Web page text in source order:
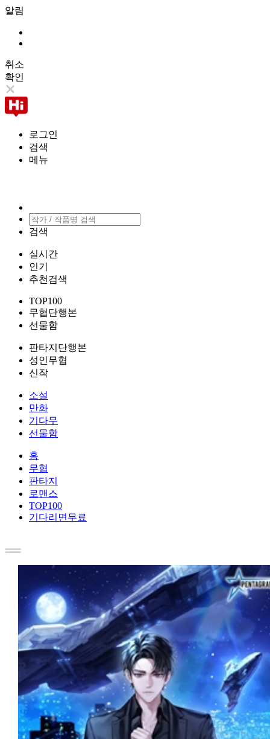
알림
취소
확인
로그인
검색
메뉴
검색
실시간
인기
추천검색
TOP100
무협단행본
선물함
판타지단행본
성인무협
신작
소설
만화
기다무
선물함
홈
무협
판타지
로맨스
TOP100
기다리면무료